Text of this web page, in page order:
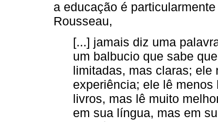
a educação é
Rousseau,
[...] jamais diz uma
um balbucio que sabe
limitadas, mas claras; ele
experiência; ele lê
livros, mas lê muito
em sua língua, mas em